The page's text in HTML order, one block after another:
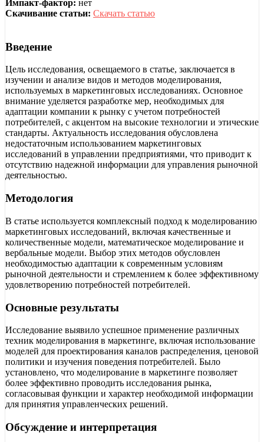
Импакт-фактор: нет
Скачивание статьи: Скачать статью
Введение
Цель исследования, освещаемого в статье, заключается в
изучении и анализе видов и методов моделирования,
используемых в маркетинговых исследованиях. Основное
внимание уделяется разработке мер, необходимых для
адаптации компании к рынку с учетом потребностей
потребителей, с акцентом на высокие технологии и этические
стандарты. Актуальность исследования обусловлена
недостаточным использованием маркетинговых
исследований в управлении предприятиями, что приводит к
отсутствию надежной информации для управления рыночной
деятельностью.
Методология
В статье используется комплексный подход к моделированию
маркетинговых исследований, включая качественные и
количественные модели, математическое моделирование и
вербальные модели. Выбор этих методов обусловлен
необходимостью адаптации к современным условиям
рыночной деятельности и стремлением к более эффективному
удовлетворению потребностей потребителей.
Основные результаты
Исследование выявило успешное применение различных
техник моделирования в маркетинге, включая использование
моделей для проектирования каналов распределения, ценовой
политики и изучения поведения потребителей. Было
установлено, что моделирование в маркетинге позволяет
более эффективно проводить исследования рынка,
согласовывая функции и характер необходимой информации
для принятия управленческих решений.
Обсуждение и интерпретация